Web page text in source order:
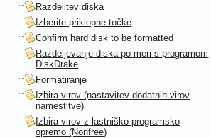
Razdelitev diska
Izberite priklopne točke
Confirm hard disk to be formatted
Razdeljevanje diska po meri s programom
DiskDrake
Formatiranje
Izbira virov (nastavitev dodatnih virov
namestitve)
Izbira virov z lastniško programsko
opremo (Nonfree)